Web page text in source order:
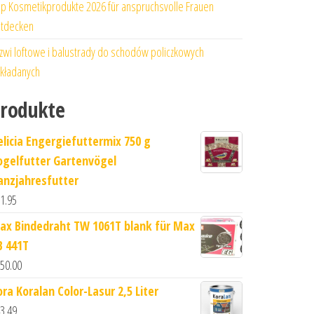
Kosmetikprodukte 2026 für anspruchsvolle Frauen
loftowe i balustrady do schodów policzkowych
Engergiefuttermix 750 g
Gartenvögel
Bindedraht TW 1061T blank für Max
441T
Koralan Color-Lasur 2,5 Liter